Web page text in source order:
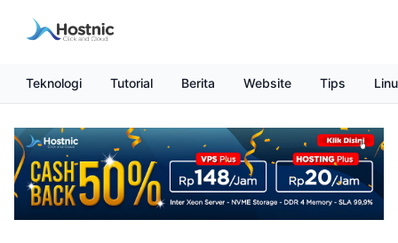
Teknologi Tutorial Berita Website Tips